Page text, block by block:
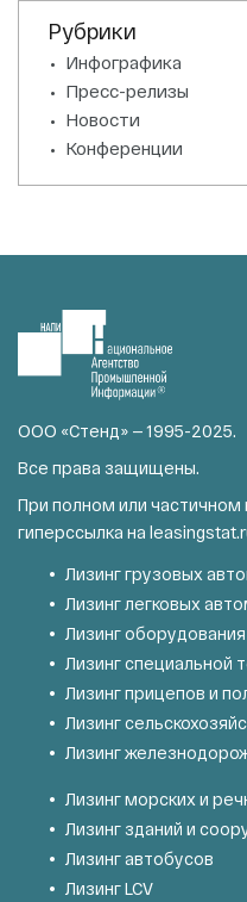
Рубрики
Инфографика
Пресс-релизы
Новости
Конференции
ООО «Стенд» — 1995-2025.
Все права защищены.
При полном или частичном
гиперссылка на
Лизинг грузовых
Лизинг легковых
Лизинг оборудования
Лизинг специальной
Лизинг прицепов и
Лизинг
Лизинг
Лизинг морских и
Лизинг зданий и
Лизинг автобусов
Лизинг LCV